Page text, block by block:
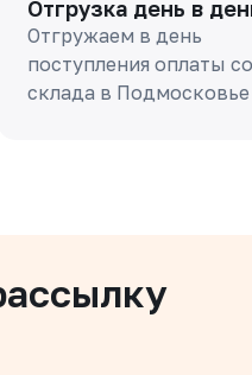
Отгрузка день в
Отгружаем в день
поступления оплаты со
склада в Подмосковье